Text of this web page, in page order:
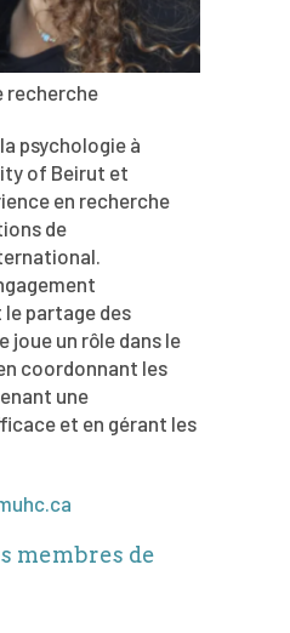
recherche
psychologie à
of Beirut et
en recherche
de
partage des
joue un rôle dans le
coordonnant les
une
et en gérant les
membres de